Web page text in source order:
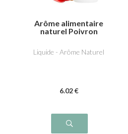
Arôme alimentaire
naturel Poivron
Liquide - Arôme Naturel
6.02 €